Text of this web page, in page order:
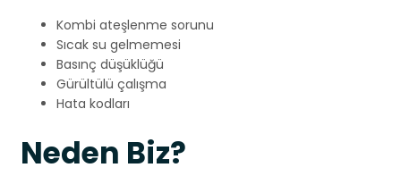
Kombi ateşlenme sorunu
Sıcak su gelmemesi
Basınç düşüklüğü
Gürültülü çalışma
Hata kodları
Neden Biz?